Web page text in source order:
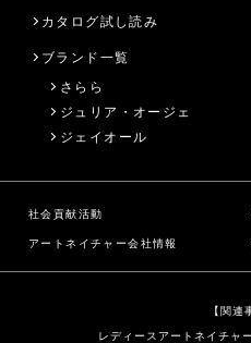
カタログ試し読み
ブランド一覧
さらら
ジュリア・オージェ
ジェイオール
社会貢献活動
アートネイチャー会社情報
【関連
レディースアートネイチャ